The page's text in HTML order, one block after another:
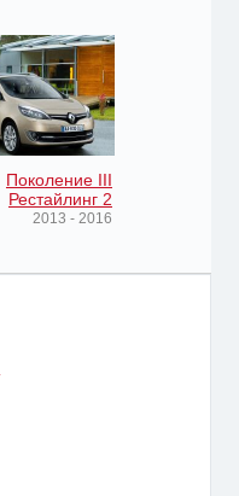
Поколение III
Рестайлинг 2
2013 - 2016